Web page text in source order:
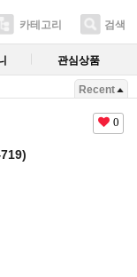
카테고리 검색
관심상품
Recent
0